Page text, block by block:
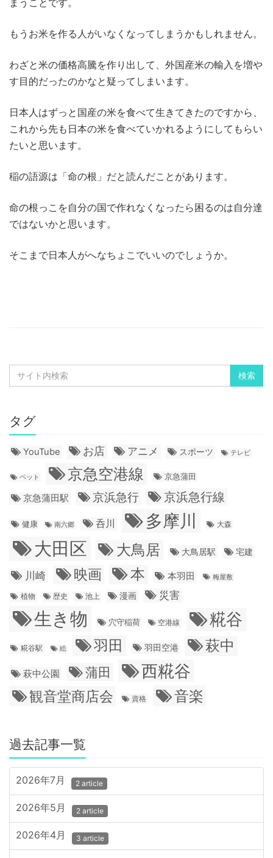
もうお米を作る人がいなくなってしまうかもしれません。
わざと米の価格高騰を作り出して、外国産米の輸入を増や
す目的だったのかなと疑ってしまいます。
日本人はずっと国産の米を食べて生きてきたのですから、
これから先も日本の米を食べていかれるようにしてもらい
たいと思います。
稲の語源は「命の根」だと読んだことがあります。
命の根っこを自分の国で作れなくなったら困るのは自分達
ではないかと思います。
そこまで日本人がへなちょこでいいのでしょうか。
タグ
YouTube お店 アニメ スポーツ テレビ
ペット 京急空港線 京急蒲田
京急蒲田駅 京浜急行 京浜急行線
健康 南六郷 呑川 多摩川 大森
大田区 大鳥居 大鳥居駅 宅建
川崎 映画 本 本羽田 梅屋敷
植物 歴史 池上 漫画 災害
生き物 穴守稲荷 空港線 糀谷
糀谷駅 絵 羽田 羽田空港 萩中
萩中公園 蒲田 西糀谷
観音堂商店会 資格 音楽
過去記事一覧
2026年7月 2 article
2026年5月 2 article
2026年4月 3 article